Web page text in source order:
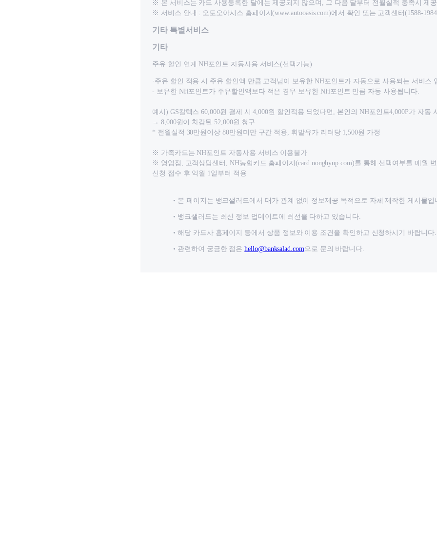
※ 본 서비스는 카드 사용등록한 달에는 제공되지 않으며, 그 다음 달부터 전월실적 충족시 제공
※ 서비스 안내 : 오토오아시스 홈페이지(www.autooasis.com)에서 확인 또는 고객센터(1588-
기타 특별서비스
기타
주유 할인 연계 NH포인트 자동사용 서비스(선택가능)
·주유 할인 적용 시 주유 할인액 만큼 고객님이 보유한 NH포인트가 자동으로 사용되는 서비스
- 보유한 NH포인트가 주유할인액보다 적은 경우 보유한 NH포인트 만큼 자동 사용됩니다.
예시) GS칼텍스 60,000원 결제 시 4,000원 할인적용 되었다면, 본인의 NH포인트4,000P가 자동
→ 8,000원이 차감된 52,000원 청구
* 전월실적 30만원이상 80만원미만 구간 적용, 휘발유가 리터당 1,500원 가정
※ 가족카드는 NH포인트 자동사용 서비스 이용불가
※ 영업점, 고객상담센터, NH농협카드 홈페이지(card.nonghyup.com)를 통해 선택여부를 매월
신청 접수 후 익월 1일부터 적용
본 페이지는 뱅크샐러드에서 대가 관계 없이 정보제공 목적으로 자체 제작한 게시물입
뱅크샐러드는 최신 정보 업데이트에 최선을 다하고 있습니다.
해당 카드사 홈페이지 등에서 상품 정보와 이용 조건을 확인하고 신청하시기 바랍니다.
관련하여 궁금한 점은 hello@banksalad.com으로 문의 바랍니다.